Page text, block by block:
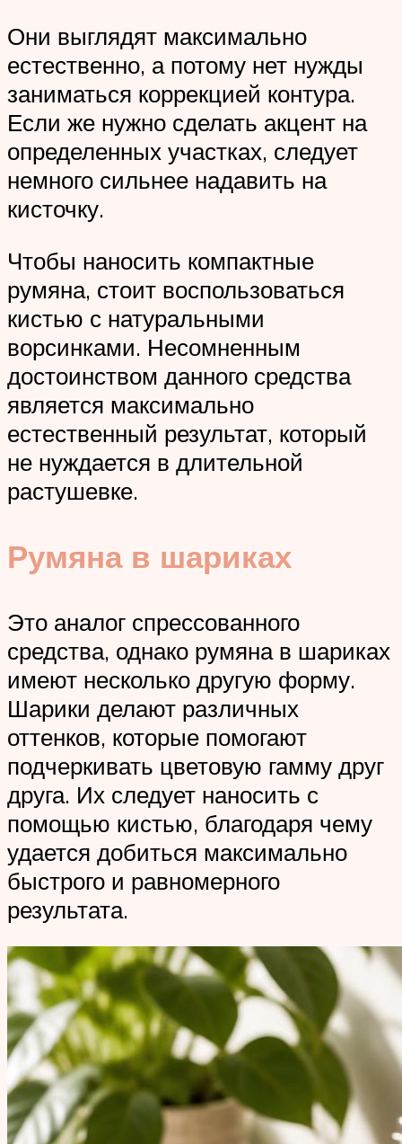
Они выглядят максимально
естественно, а потому нет нужды
заниматься коррекцией контура.
Если же нужно сделать акцент на
определенных участках, следует
немного сильнее надавить на
кисточку.
Чтобы наносить компактные
румяна, стоит воспользоваться
кистью с натуральными
ворсинками. Несомненным
достоинством данного средства
является максимально
естественный результат, который
не нуждается в длительной
растушевке.
Румяна в шариках
Это аналог спрессованного
средства, однако румяна в шариках
имеют несколько другую форму.
Шарики делают различных
оттенков, которые помогают
подчеркивать цветовую гамму друг
друга. Их следует наносить с
помощью кистью, благодаря чему
удается добиться максимально
быстрого и равномерного
результата.